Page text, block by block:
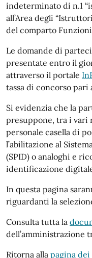
indeterminato di n.1
all’Area degli
del comparto
Le domande di
presentate entro il
attraverso il portale
tassa di concorso pari
Si evidenzia che la
presuppone, tra i vari
personale casella di
l’abilitazione al
(SPID) o analoghi e
identificazione
In questa pagina
riguardanti la
Consulta tutta la
dell’amministrazione
Ritorna alla pagina